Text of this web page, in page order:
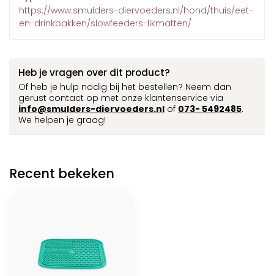
https://www.smulders-diervoeders.nl/hond/thuis/eet-
en-drinkbakken/slowfeeders-likmatten/
Heb je vragen over dit product?
Of heb je hulp nodig bij het bestellen? Neem dan
gerust contact op met onze klantenservice via
info@smulders-diervoeders.nl of 073- 5492485.
We helpen je graag!
Recent bekeken